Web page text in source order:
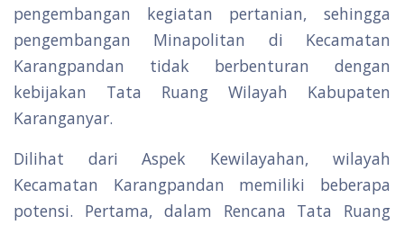
pengembangan kegiatan pertanian, sehingga
pengembangan Minapolitan di Kecamatan
Karangpandan tidak berbenturan dengan
kebijakan Tata Ruang Wilayah Kabupaten
Karanganyar.
Dilihat dari Aspek Kewilayahan, wilayah
Kecamatan Karangpandan memiliki beberapa
potensi. Pertama, dalam Rencana Tata Ruang